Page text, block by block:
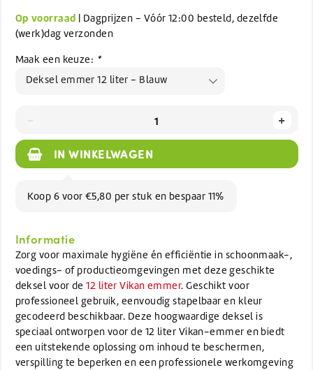
Op voorraad | Dagprijzen - Vóór 12:00 besteld, dezelfde
(werk)dag verzonden
Maak een keuze: *
Deksel emmer 12 liter - Blauw
+
IN WINKELWAGEN
Koop 6 voor €5,80 per stuk en bespaar 11%
Informatie
Zorg voor maximale hygiëne én efficiëntie in schoonmaak-,
voedings- of productieomgevingen met deze geschikte
deksel voor de12 liter Vikan emmer. Geschikt voor
professioneel gebruik, eenvoudig stapelbaar en kleur
gecodeerd beschikbaar. Deze hoogwaardige deksel is
speciaal ontworpen voor de 12 liter Vikan-emmer en biedt
een uitstekende oplossing om inhoud te beschermen,
verspilling te beperken en een professionele werkomgeving